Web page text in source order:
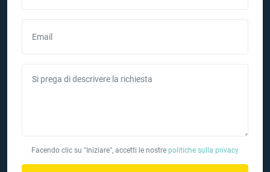
Email
Si prega di descrivere la richiesta
Facendo clic su "Iniziare", accetti le nostre politiche sulla privacy